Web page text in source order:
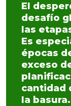
El
desafío
las
Es
épocas
exceso
cantidad
la basura.